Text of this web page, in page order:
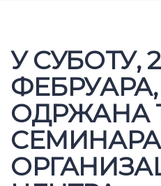
У СУБОТУ,
ФЕБРУАРА,
ОДРЖАНА